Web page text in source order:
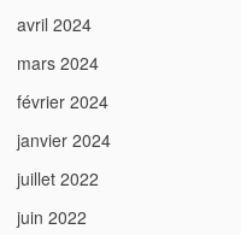
avril 2024
mars 2024
février 2024
janvier 2024
juillet 2022
juin 2022